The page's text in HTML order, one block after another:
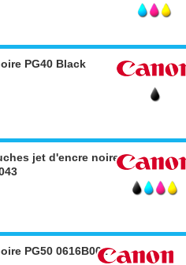
PG40 Black
jet d'encre noire
PG50 0616B001